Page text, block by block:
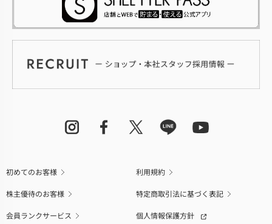
初めてのお客様
利用規約
株主優待のお客様
特定商取引法に基づく表記
会員ランクサービス
個人情報保護方針